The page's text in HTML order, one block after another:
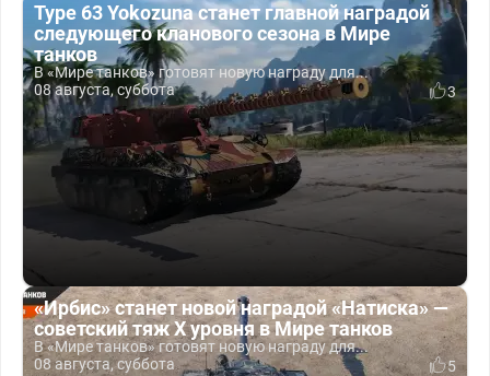
Type 63 Yokozuna станет главной наградой
следующего кланового сезона в Мире
танков
В «Мире танков» готовят новую награду для...
08 августа, суббота
3
«Ирбис» станет новой наградой «Натиска» —
советский тяж X уровня в Мире танков
В «Мире танков» готовят новую награду для...
08 августа, суббота
5